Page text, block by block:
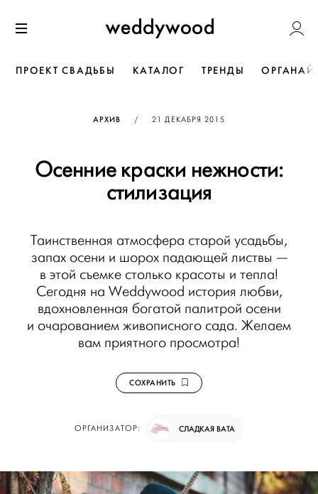
к содержанию
Weddywood
ПРОЕКТ СВАДЬБЫ КАТАЛОГ ТРЕНДЫ
АРХИВ / ОПУБЛИКОВАНО
21 ДЕКАБРЯ 2015
Осенние краски нежности:
стилизация
Таинственная атмосфера старой усадьбы,
запах осени и шорох падающей листвы —
в этой съемке столько красоты и тепла!
Сегодня на Weddywood история любви,
вдохновленная богатой палитрой осени
и очарованием живописного сада. Желаем
вам приятного просмотра!
СОХРАНИТЬ
ОРГАНИЗАТОР: СЛАДКАЯ ВАТА